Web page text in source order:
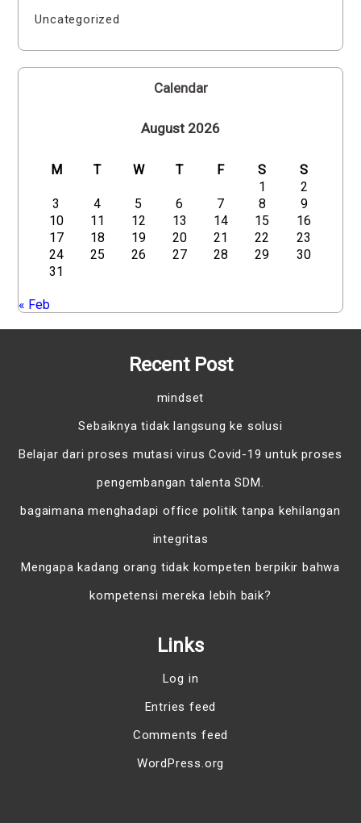
Uncategorized
Calendar
August 2026
M T W T F S
S
1
2
3
4 5 6 7 8
9
10
11 12 13 14 15
16
17
18 19 20 21 22
23
24
25 26 27 28 29
30
31
« Feb
Recent Post
mindset
Sebaiknya tidak langsung ke solusi
Belajar dari proses mutasi virus Covid-19 untuk proses
pengembangan talenta SDM.
bagaimana menghadapi office politik tanpa kehilangan
integritas
Mengapa kadang orang tidak kompeten berpikir bahwa
kompetensi mereka lebih baik?
Links
Log in
Entries feed
Comments feed
WordPress.org